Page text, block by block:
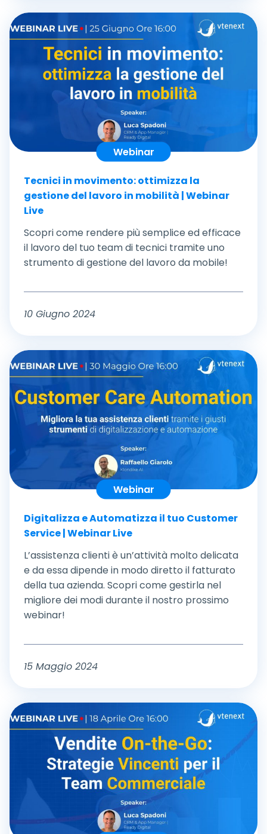
Webinar
Tecnici in movimento: ottimizza la
gestione del lavoro in mobilità | Webinar
Live
Scopri come rendere più semplice ed efficace
il lavoro del tuo team di tecnici tramite uno
strumento di gestione del lavoro da mobile!
10 Giugno 2024
Webinar
Digitalizza e Automatizza il tuo Customer
Service | Webinar Live
L’assistenza clienti è un’attività molto delicata
e da essa dipende in modo diretto il fatturato
della tua azienda. Scopri come gestirla nel
migliore dei modi durante il nostro prossimo
webinar!
15 Maggio 2024